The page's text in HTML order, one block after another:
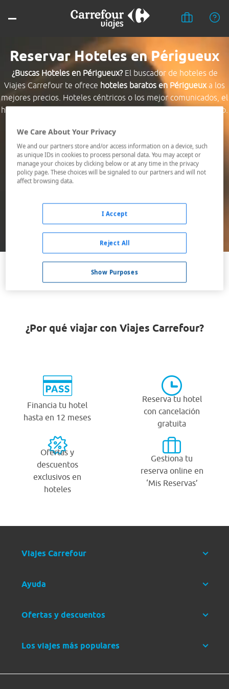
Reservar Hoteles en Périgueux
¿Buscas Hoteles en Périgueux?El buscador de hoteles de
Viajes Carrefour te ofrece hoteles baratos en Périgueux a los
mejores precios. Hoteles céntricos o los mejor comunicados, el
hotel que busques nosotros te lo encontramos al mejor precio.
Destino *
Fechas *
07/08/2026 - 08/08/2026
Buscar
VER TODOS LOS HOTELES BARATOS EN PÉRIGUEUX
¿Por qué viajar con Viajes Carrefour?
Financia tu hotel
hasta en 12 meses
Reserva tu hotel
con cancelación
gratuita
Ofertas y
descuentos
exclusivos en
hoteles
Gestiona tu
reserva online en
‘Mis Reservas’
Viajes Carrefour
Ayuda
Ofertas y descuentos
Los viajes más populares
We Care About Your Privacy
We and our partners store and/or access information on a device, such
as unique IDs in cookies to process personal data. You may accept or
manage your choices by clicking below or at any time in the privacy
policy page. These choices will be signaled to our partners and will not
affect browsing data.
Show Purposes
Reject All
I Accept